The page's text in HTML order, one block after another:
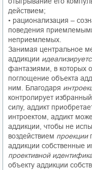
действием;
• рационализация –
поведения
неприемлемых.
Занимая центральное
аддикции
фантазиями, в которых
поглощение объекта
ним. Благодаря
контролирует
силу, аддикт
интроектом, аддикт
аддикции, чтобы не
воздействием проекции
аддикции собственные
проективной
объекту аддикции